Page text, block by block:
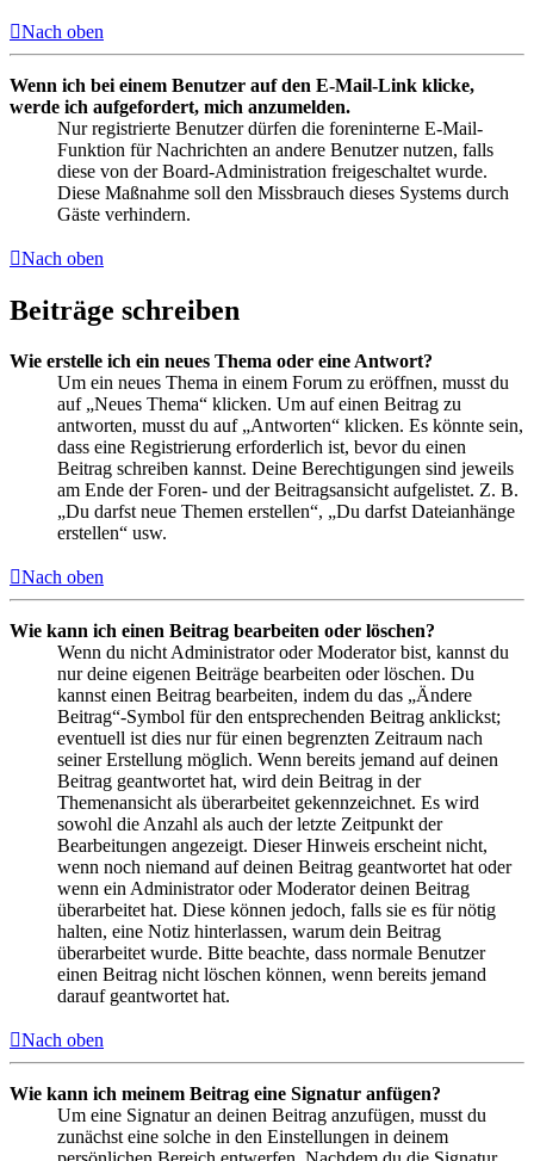
Nach oben
Wenn ich bei einem Benutzer auf den E-Mail-Link klicke,
werde ich aufgefordert, mich anzumelden.
Nur registrierte Benutzer dürfen die foreninterne E-Mail-
Funktion für Nachrichten an andere Benutzer nutzen, falls
diese von der Board-Administration freigeschaltet wurde.
Diese Maßnahme soll den Missbrauch dieses Systems durch
Gäste verhindern.
Nach oben
Beiträge schreiben
Wie erstelle ich ein neues Thema oder eine Antwort?
Um ein neues Thema in einem Forum zu eröffnen, musst du
auf „Neues Thema“ klicken. Um auf einen Beitrag zu
antworten, musst du auf „Antworten“ klicken. Es könnte sein,
dass eine Registrierung erforderlich ist, bevor du einen
Beitrag schreiben kannst. Deine Berechtigungen sind jeweils
am Ende der Foren- und der Beitragsansicht aufgelistet. Z. B.
„Du darfst neue Themen erstellen“, „Du darfst Dateianhänge
erstellen“ usw.
Nach oben
Wie kann ich einen Beitrag bearbeiten oder löschen?
Wenn du nicht Administrator oder Moderator bist, kannst du
nur deine eigenen Beiträge bearbeiten oder löschen. Du
kannst einen Beitrag bearbeiten, indem du das „Ändere
Beitrag“-Symbol für den entsprechenden Beitrag anklickst;
eventuell ist dies nur für einen begrenzten Zeitraum nach
seiner Erstellung möglich. Wenn bereits jemand auf deinen
Beitrag geantwortet hat, wird dein Beitrag in der
Themenansicht als überarbeitet gekennzeichnet. Es wird
sowohl die Anzahl als auch der letzte Zeitpunkt der
Bearbeitungen angezeigt. Dieser Hinweis erscheint nicht,
wenn noch niemand auf deinen Beitrag geantwortet hat oder
wenn ein Administrator oder Moderator deinen Beitrag
überarbeitet hat. Diese können jedoch, falls sie es für nötig
halten, eine Notiz hinterlassen, warum dein Beitrag
überarbeitet wurde. Bitte beachte, dass normale Benutzer
einen Beitrag nicht löschen können, wenn bereits jemand
darauf geantwortet hat.
Nach oben
Wie kann ich meinem Beitrag eine Signatur anfügen?
Um eine Signatur an deinen Beitrag anzufügen, musst du
zunächst eine solche in den Einstellungen in deinem